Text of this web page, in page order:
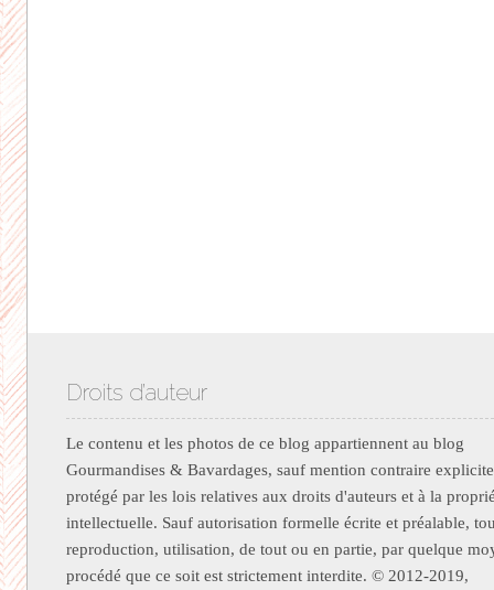
Droits d’auteur
Le contenu et les photos de ce blog appartiennent au blog
Gourmandises & Bavardages, sauf mention contraire
protégé par les lois relatives aux droits d'auteurs et à la
intellectuelle. Sauf autorisation formelle écrite et préalable,
reproduction, utilisation, de tout ou en partie, par quelque
procédé que ce soit est strictement interdite. © 2012-2019,